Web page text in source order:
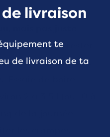
l’eau aide à rester
considérablement
Essaie de boire
de la journée.
les crampes
de livraison
te
de livraison de ta